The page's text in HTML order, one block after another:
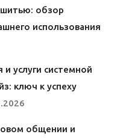
обзор
использования
услуги системной
ключ к успеху
общении и